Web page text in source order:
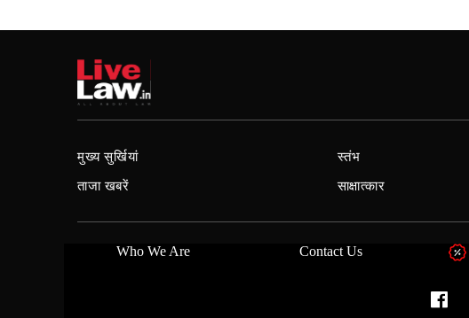
मुख्य सुर्खियां
ताजा खबरें
स्तंभ
साक्षात्कार
Who We Are Contact Us